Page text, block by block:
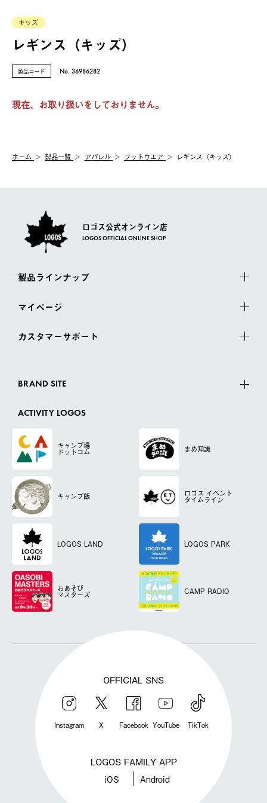
キッズ
レギンス（キッズ）
製品コード No. 36986282
現在、お取り扱いをしておりません。
ホーム 製品⼀覧 アパレル フットウエア レギンス（キッズ）
ロゴス公式オンライン店
LOGOS OFFICIAL ONLINE SHOP
製品ラインナップ
マイページ
カスタマーサポート
BRAND SITE
ACTIVITY LOGOS
キャンプ場
ドットコム まめ知識
キャンプ飯 ロゴス イベント
タイムライン
LOGOS LAND LOGOS PARK
おあそび
マスターズ CAMP RADIO
OFFICIAL SNS
Instagram X Facebook YouTube TikTok
LOGOS FAMILY APP
iOS Android